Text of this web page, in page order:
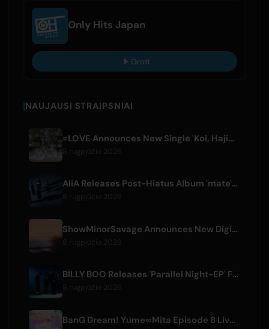
Only Hits Japan
Groti
NAUJAUSI STRAIPSNIAI
=LOVE Announces New Single 'Koi, Hajimemashita.' and Tokyo Dome Concerts
AliA Releases Post-Hiatus Album 'mate', Announces Tokyo Live
ShowMinorSavage Announces New Digital Single 'Gradation'
BILLY BOO Releases 'Parallel Night-EP' Featuring TV Drama Theme Song
BanG Dream! Yume∞Mita Episode 8 Live Clip Released